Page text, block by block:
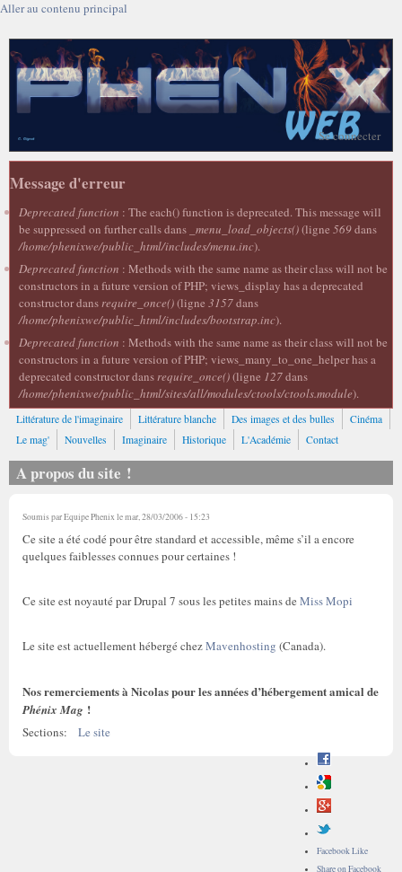
Aller au contenu principal
Se connecter
Message d'erreur
Deprecated function : The each() function is deprecated. This message will
be suppressed on further calls dans _menu_load_objects()(ligne 569dans
/home/phenixwe/public_html/includes/menu.inc).
Deprecated function : Methods with the same name as their class will not be
constructors in a future version of PHP; views_display has a deprecated
constructor dansrequire_once()(ligne 3157dans
/home/phenixwe/public_html/includes/bootstrap.inc).
Deprecated function : Methods with the same name as their class will not be
constructors in a future version of PHP; views_many_to_one_helper has a
deprecated constructor dansrequire_once()(ligne 127dans
/home/phenixwe/public_html/sites/all/modules/ctools/ctools.module).
Littérature de l'imaginaire Littérature blanche Des images et des bulles
Cinéma
Le mag'
Nouvelles Imaginaire Historique L'Académie Contact
A propos du site !
Soumis parEquipe Phenixle mar, 28/03/2006 - 15:23
Ce site a été codé pour être standard et accessible, même s’il a encore
quelques faiblesses connues pour certaines !
Ce site est noyauté par Drupal 7 sous les petites mains de Miss Mopi
Le site est actuellement hébergé chezMavenhosting (Canada).
Nos remerciements à Nicolas pour les années d’hébergement amical de
Phénix Mag !
Sections: Le site
Facebook Like
Share on Facebook